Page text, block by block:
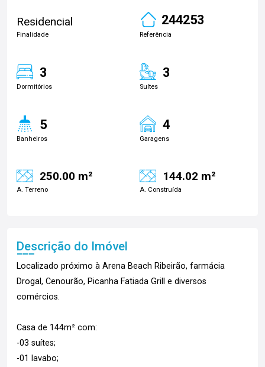
Residencial
Finalidade
244253
Referência
3
Dormitórios
3
Suítes
5
Banheiros
4
Garagens
250.00 m²
A. Terreno
144.02 m²
A. Construída
Descrição do Imóvel
Localizado próximo à Arena Beach Ribeirão, farmácia
Drogal, Cenourão, Picanha Fatiada Grill e diversos
comércios.
Casa de 144m² com:
-03 suítes;
-01 lavabo;